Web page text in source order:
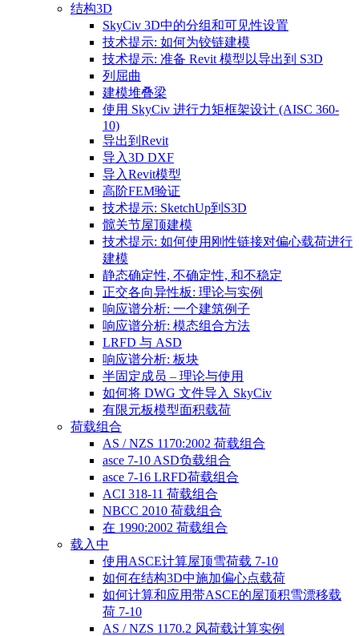
结构3D
SkyCiv 3D中的分组和可见性设置
技术提示: 如何为铰链建模
技术提示: 准备 Revit 模型以导出到 S3D
列屈曲
建模堆叠梁
使用 SkyCiv 进行力矩框架设计 (AISC 360-
10)
导出到Revit
导入3D DXF
导入Revit模型
高阶FEM验证
技术提示: SketchUp到S3D
髋关节屋顶建模
技术提示: 如何使用刚性链接对偏心载荷进行
建模
静态确定性, 不确定性, 和不稳定
正交各向异性板: 理论与实例
响应谱分析: 一个建筑例子
响应谱分析: 模态组合方法
LRFD 与 ASD
响应谱分析: 板块
半固定成员 – 理论与使用
如何将 DWG 文件导入 SkyCiv
有限元板模型面积载荷
荷载组合
AS / NZS 1170:2002 荷载组合
asce 7-10 ASD负载组合
asce 7-16 LRFD荷载组合
ACI 318-11 荷载组合
NBCC 2010 荷载组合
在 1990:2002 荷载组合
载入中
使用ASCE计算屋顶雪荷载 7-10
如何在结构3D中施加偏心点载荷
如何计算和应用带ASCE的屋顶积雪漂移载
荷 7-10
AS / NZS 1170.2 风荷载计算实例